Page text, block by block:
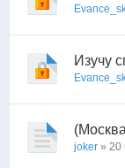
Изучу
joker » 20